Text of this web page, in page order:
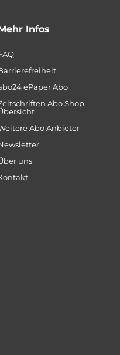
Infos
ePaper Abo
Abo Shop
Abo Anbieter
uns